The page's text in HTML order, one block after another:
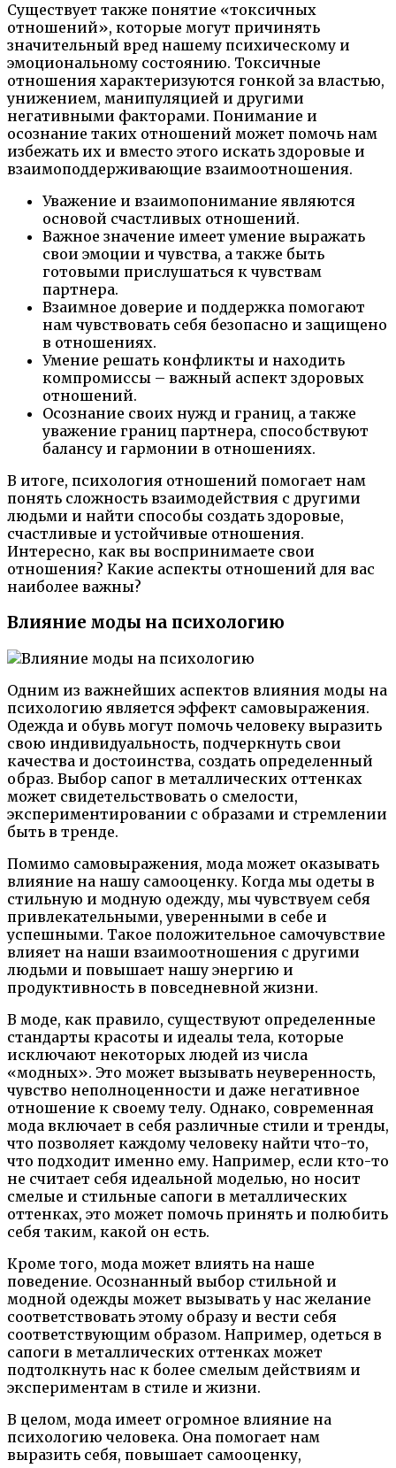
Существует также понятие «токсичных
отношений», которые могут причинять
значительный вред нашему психическому и
эмоциональному состоянию. Токсичные
отношения характеризуются гонкой за властью,
унижением, манипуляцией и другими
негативными факторами. Понимание и
осознание таких отношений может помочь нам
избежать их и вместо этого искать здоровые и
взаимоподдерживающие взаимоотношения.
Уважение и взаимопонимание являются
основой счастливых отношений.
Важное значение имеет умение выражать
свои эмоции и чувства, а также быть
готовыми прислушаться к чувствам
партнера.
Взаимное доверие и поддержка помогают
нам чувствовать себя безопасно и защищено
в отношениях.
Умение решать конфликты и находить
компромиссы – важный аспект здоровых
отношений.
Осознание своих нужд и границ, а также
уважение границ партнера, способствуют
балансу и гармонии в отношениях.
В итоге, психология отношений помогает нам
понять сложность взаимодействия с другими
людьми и найти способы создать здоровые,
счастливые и устойчивые отношения.
Интересно, как вы воспринимаете свои
отношения? Какие аспекты отношений для вас
наиболее важны?
Влияние моды на психологию
Одним из важнейших аспектов влияния моды на
психологию является эффект самовыражения.
Одежда и обувь могут помочь человеку выразить
свою индивидуальность, подчеркнуть свои
качества и достоинства, создать определенный
образ. Выбор сапог в металлических оттенках
может свидетельствовать о смелости,
экспериментировании с образами и стремлении
быть в тренде.
Помимо самовыражения, мода может оказывать
влияние на нашу самооценку. Когда мы одеты в
стильную и модную одежду, мы чувствуем себя
привлекательными, уверенными в себе и
успешными. Такое положительное самочувствие
влияет на наши взаимоотношения с другими
людьми и повышает нашу энергию и
продуктивность в повседневной жизни.
В моде, как правило, существуют определенные
стандарты красоты и идеалы тела, которые
исключают некоторых людей из числа
«модных». Это может вызывать неуверенность,
чувство неполноценности и даже негативное
отношение к своему телу. Однако, современная
мода включает в себя различные стили и тренды,
что позволяет каждому человеку найти что-то,
что подходит именно ему. Например, если кто-то
не считает себя идеальной моделью, но носит
смелые и стильные сапоги в металлических
оттенках, это может помочь принять и полюбить
себя таким, какой он есть.
Кроме того, мода может влиять на наше
поведение. Осознанный выбор стильной и
модной одежды может вызывать у нас желание
соответствовать этому образу и вести себя
соответствующим образом. Например, одеться в
сапоги в металлических оттенках может
подтолкнуть нас к более смелым действиям и
экспериментам в стиле и жизни.
В целом, мода имеет огромное влияние на
психологию человека. Она помогает нам
выразить себя, повышает самооценку,